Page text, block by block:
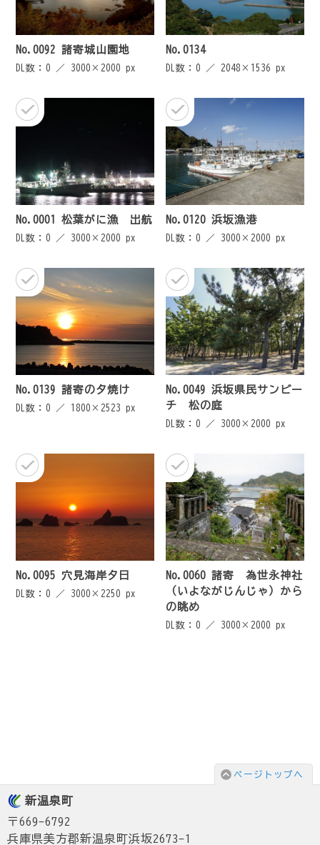
No.0092 諸寄城山園地
DL数：0 ／ 3000×2000 px
No.0134
DL数：0 ／ 2048×1536 px
No.0001 松葉がに漁 出航
DL数：0 ／ 3000×2000 px
No.0120 浜坂漁港
DL数：0 ／ 3000×2000 px
No.0139 諸寄の夕焼け
DL数：0 ／ 1800×2523 px
No.0049 浜坂県民サンビー
チ 松の庭
DL数：0 ／ 3000×2000 px
No.0095 穴見海岸夕日
DL数：0 ／ 3000×2250 px
No.0060 諸寄 為世永神社
（いよながじんじゃ）から
の眺め
DL数：0 ／ 3000×2000 px
ページトップへ
新温泉町
〒669-6792
兵庫県美方郡新温泉町浜坂2673-1